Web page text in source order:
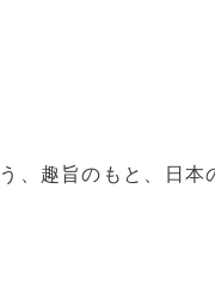
、趣旨のもと、日本